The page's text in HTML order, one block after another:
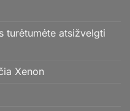
turėtumėte atsižvelgti
Xenon